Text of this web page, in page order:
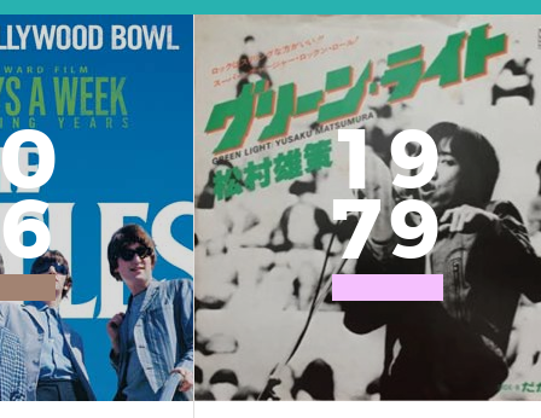
6
19
79